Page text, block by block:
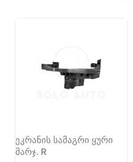
ეკრანის სამაგრი ყური
მარჯ. R